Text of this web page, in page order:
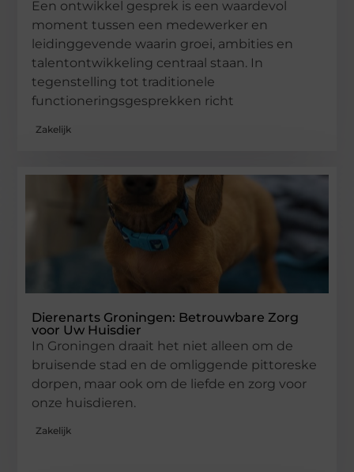
Een ontwikkel gesprek is een waardevol
moment tussen een medewerker en
leidinggevende waarin groei, ambities en
talentontwikkeling centraal staan. In
tegenstelling tot traditionele
functioneringsgesprekken richt
Zakelijk
Dierenarts Groningen: Betrouwbare Zorg
voor Uw Huisdier
In Groningen draait het niet alleen om de
bruisende stad en de omliggende pittoreske
dorpen, maar ook om de liefde en zorg voor
onze huisdieren.
Zakelijk